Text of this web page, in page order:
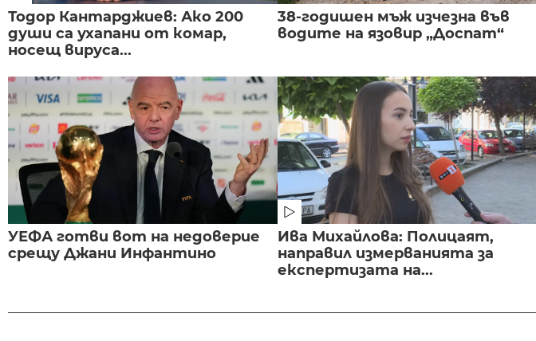
Тодор Кантарджиев: Ако 200
души са ухапани от комар,
носещ вируса...
38-годишен мъж изчезна във
водите на язовир „Доспат“
УЕФА готви вот на недоверие
срещу Джани Инфантино
Ива Михайлова: Полицаят,
направил измерванията за
експертизата на...